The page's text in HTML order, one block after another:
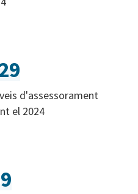
d'assessorament
el 2024